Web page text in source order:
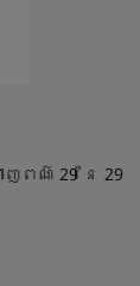
ញពណ៌ 29នៃ 29